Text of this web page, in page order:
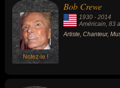
Notez-le !
Bob Crewe
1930 - 2014
Américain , 83
Artiste, Chanteur,